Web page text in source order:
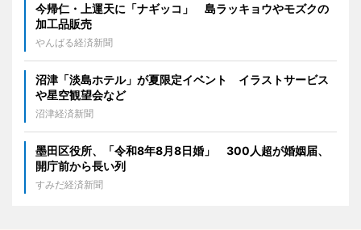
今帰仁・上運天に「ナギッコ」 島ラッキョウやモズクの
加工品販売
やんばる経済新聞
沼津「淡島ホテル」が夏限定イベント イラストサービス
や星空観望会など
沼津経済新聞
墨田区役所、「令和8年8月8日婚」 300人超が婚姻届、
開庁前から長い列
すみだ経済新聞